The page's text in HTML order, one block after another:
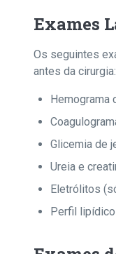
Exames
Os seguintes
antes da cirurgia:
Hemograma
Glicemia de
Ureia e
Eletrólitos
Perfil lipídico